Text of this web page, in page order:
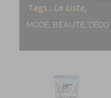
Tags : La Liste,
MODE, BEAUTÉ,